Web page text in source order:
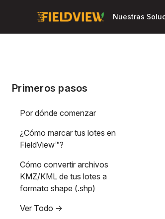
Nuestras
Primeros pasos
Por dónde comenzar
¿Cómo marcar tus lotes en
FieldView™?
Cómo convertir archivos
KMZ/KML de tus lotes a
formato shape (.shp)
Ver Todo ->